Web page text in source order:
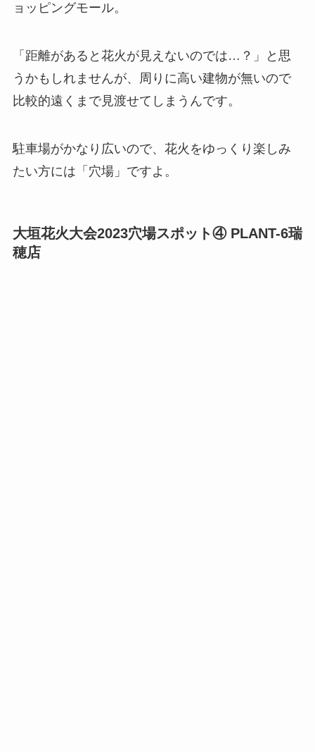
ョッピングモール。
「距離があると花火が見えないのでは…？」と思
うかもしれませんが、周りに高い建物が無いので
比較的遠くまで見渡せてしまうんです。
駐車場がかなり広いので、花火をゆっくり楽しみ
たい方には「穴場」ですよ。
大垣花火大会2023穴場スポット④ PLANT-6瑞
穂店